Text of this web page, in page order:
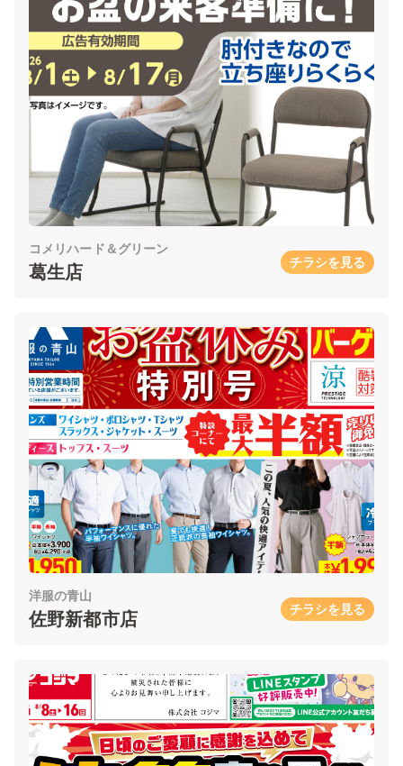
コメリハード＆グリーン
葛生店 チラシを見る
洋服の青山
佐野新都市店 チラシを見る